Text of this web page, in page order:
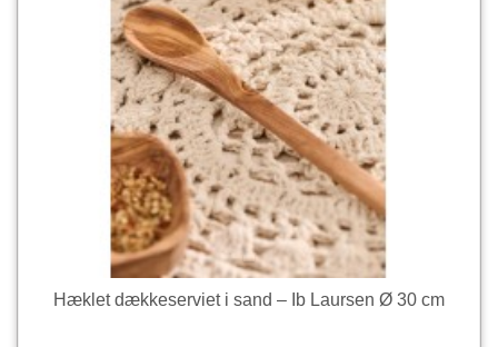
Hæklet dækkeserviet i sand – Ib Laursen Ø 30 cm